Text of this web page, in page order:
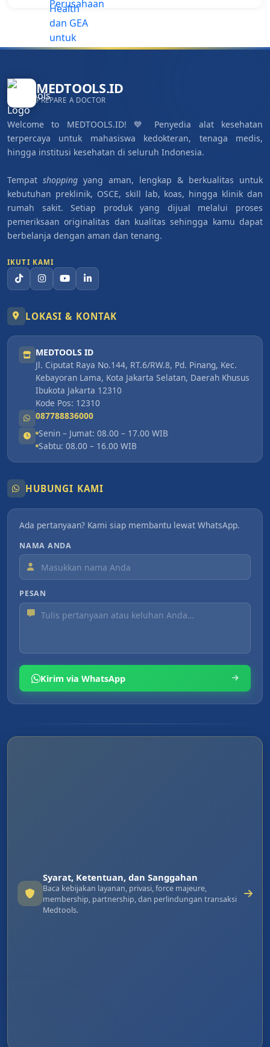
MEDTOOLS.ID
PREPARE A DOCTOR
Welcome to MEDTOOLS.ID! 💙 Penyedia alat kesehatan
terpercaya untuk mahasiswa kedokteran, tenaga medis,
hingga institusi kesehatan di seluruh Indonesia.
Tempat shopping yang aman, lengkap & berkualitas untuk
kebutuhan preklinik, OSCE, skill lab, koas, hingga klinik dan
rumah sakit. Setiap produk yang dijual melalui proses
pemeriksaan originalitas dan kualitas sehingga kamu dapat
berbelanja dengan aman dan tenang.
IKUTI KAMI
LOKASI & KONTAK
MEDTOOLS ID
Jl. Ciputat Raya No.144, RT.6/RW.8, Pd. Pinang, Kec.
Kebayoran Lama, Kota Jakarta Selatan, Daerah Khusus
Ibukota Jakarta 12310
Kode Pos: 12310
087788836000
Senin – Jumat: 08.00 – 17.00 WIB
Sabtu: 08.00 – 16.00 WIB
HUBUNGI KAMI
Ada pertanyaan? Kami siap membantu lewat WhatsApp.
NAMA ANDA
PESAN
Kirim via WhatsApp
Syarat, Ketentuan, dan Sanggahan
Baca kebijakan layanan, privasi, force majeure,
membership, partnership, dan perlindungan transaksi
Medtools.